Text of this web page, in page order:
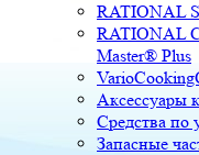
RATIONAL
RATIONAL
Master® Plus
Аксессуары
Средства по
Запасные